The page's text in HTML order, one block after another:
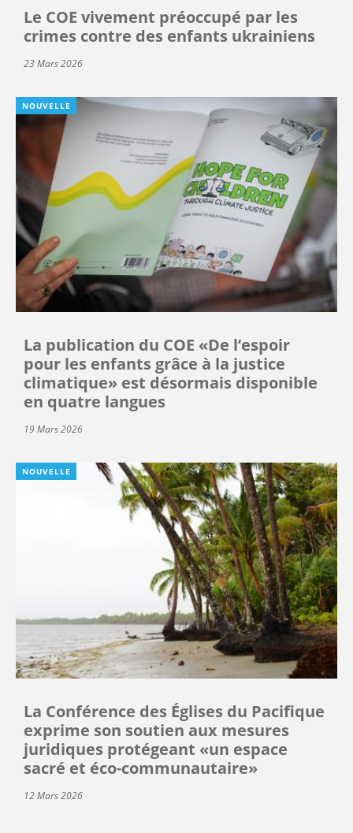
Le COE vivement préoccupé par les
crimes contre des enfants ukrainiens
23 Mars 2026
NOUVELLE
La publication du COE «De l’espoir
pour les enfants grâce à la justice
climatique» est désormais disponible
en quatre langues
19 Mars 2026
NOUVELLE
La Conférence des Églises du Pacifique
exprime son soutien aux mesures
juridiques protégeant «un espace
sacré et éco-communautaire»
12 Mars 2026